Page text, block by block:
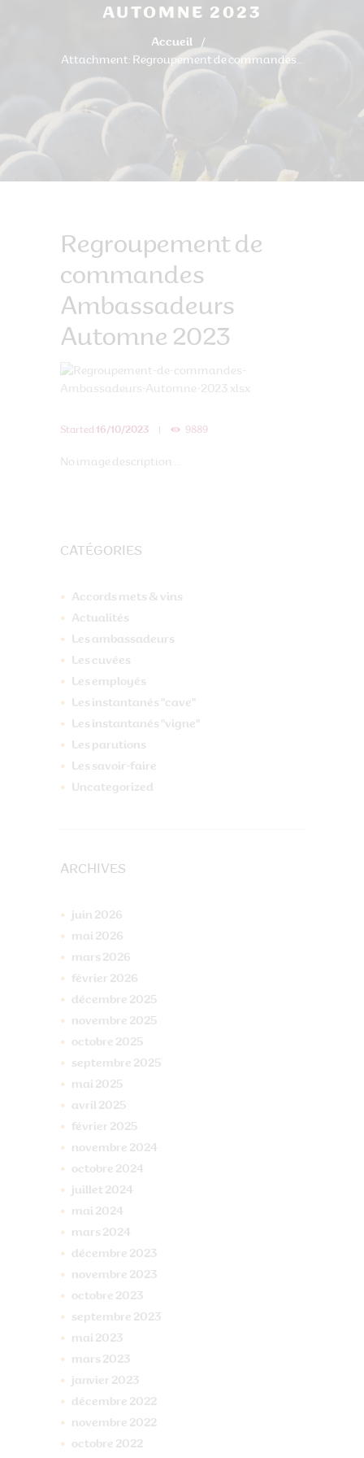
AUTOMNE 2023
Accueil
Attachment: Regroupement de commandes...
Regroupement de
commandes
Ambassadeurs
Automne 2023
Started 16/10/2023 9889
No image description ...
CATÉGORIES
Accords mets & vins
Actualités
Les ambassadeurs
Les cuvées
Les employés
Les instantanés "cave"
Les instantanés "vigne"
Les parutions
Les savoir-faire
Uncategorized
ARCHIVES
juin 2026
mai 2026
mars 2026
février 2026
décembre 2025
novembre 2025
octobre 2025
septembre 2025
mai 2025
avril 2025
février 2025
novembre 2024
octobre 2024
juillet 2024
mai 2024
mars 2024
décembre 2023
novembre 2023
octobre 2023
septembre 2023
mai 2023
mars 2023
janvier 2023
décembre 2022
novembre 2022
octobre 2022